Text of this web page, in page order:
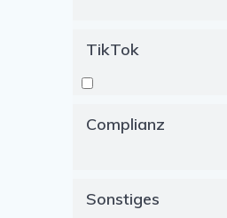
TikTok
Complianz
Sonstiges